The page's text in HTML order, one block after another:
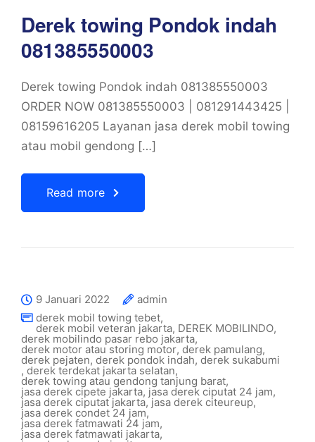
Derek towing Pondok indah
081385550003
Derek towing Pondok indah 081385550003
ORDER NOW 081385550003 | 081291443425 |
08159616205 Layanan jasa derek mobil towing
atau mobil gendong […]
Read more
9 Januari 2022
admin
derek mobil towing tebet,
derek mobil veteran jakarta, DEREK MOBILINDO,
derek mobilindo pasar rebo jakarta,
derek motor atau storing motor, derek pamulang,
derek pejaten, derek pondok indah, derek sukabumi
, derek terdekat jakarta selatan,
derek towing atau gendong tanjung barat,
jasa derek cipete jakarta, jasa derek ciputat 24 jam,
jasa derek ciputat jakarta,jasa derek citeureup,
jasa derek condet 24 jam,
jasa derek fatmawati 24 jam,
jasa derek fatmawati jakarta,